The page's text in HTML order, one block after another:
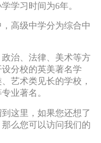
学习时间为6年。
高级中学分为综合中
治、法律、美术等方
分校的英美著名学
艺术类见长的学校，
业著名。
这里，如果您还想了
么您可以访问我们的